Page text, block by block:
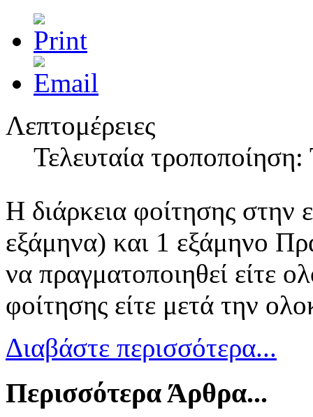
Λεπτομέρειες
Τελευταία
Η διάρκεια φοίτησης στην
εξάμηνα) και 1 εξάμηνο
να πραγματοποιηθεί είτε
φοίτησης είτε μετά την
Διαβάστε περισσότερα...
Περισσότερα Άρθρα...